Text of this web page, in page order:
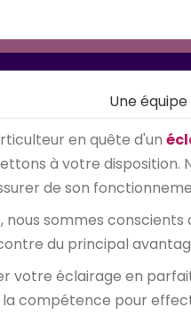
Une
en quête d'un
à votre
de son
nous sommes
du principal
votre éclairage en
la compétence pour